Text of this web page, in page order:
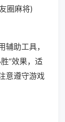
圈麻将)
助工具，
”效果，适
意遵守游戏